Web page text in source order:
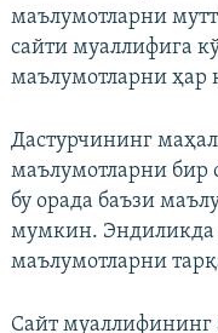
маълумотларни
сайти муаллифига
маълумотларни
Дастурчининг
маълумотларни бир
бу орада баъзи
мумкин. Эндиликда
маълумотларни
Сайт муаллифининг